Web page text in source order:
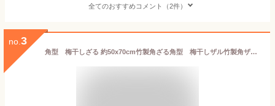
全てのおすすめコメント（2件）
no. 3
角型 梅干しざる 約50x70cm竹製角ざる角型 梅干しザル竹製角ザル天然竹製中国製